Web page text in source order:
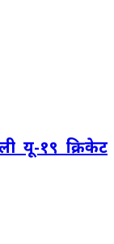
यू-१९ क्रिकेट